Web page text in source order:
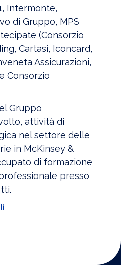
Intermonte,
di Gruppo, MPS
(Consorzio
Cartasi, Iconcard,
Assicurazioni,
Consorzio
Gruppo
attività di
nel settore delle
in McKinsey &
di formazione
presso